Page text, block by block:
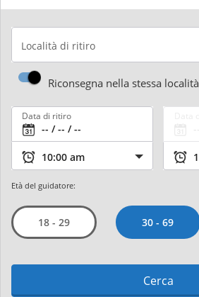
Località di ritiro
Riconsegna nella stessa località
Data di ritiro
Età del guidatore:
18 - 29 30 - 69
Cerca